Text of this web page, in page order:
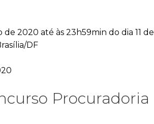
de 2020 até às 23h59min do dia 11 de
DF
Procuradoria